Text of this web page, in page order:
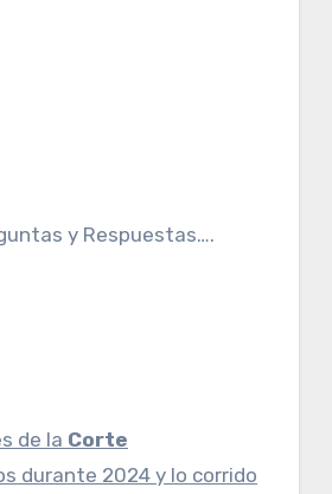
y Respuestas….
de la Corte
durante 2024 y lo corrido